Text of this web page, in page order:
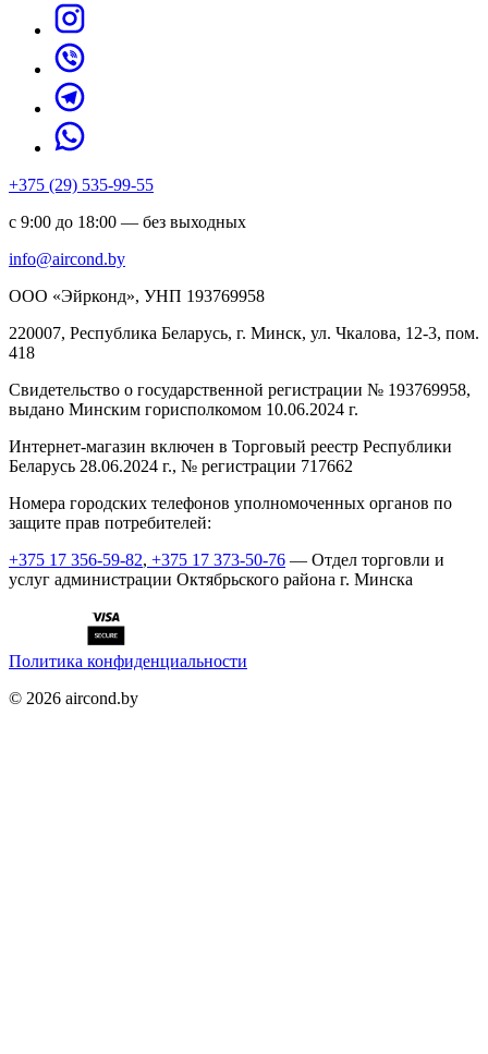
+375 (29) 535-99-55
с 9:00 до 18:00 — без выходных
info@aircond.by
ООО «Эйрконд», УНП 193769958
220007, Республика Беларусь, г. Минск, ул. Чкалова, 12-3, пом.
418
Cвидетельство о государственной регистрации № 193769958,
выдано Минским горисполкомом 10.06.2024 г.
Интернет-магазин включен в Торговый реестр Республики
Беларусь 28.06.2024 г., № регистрации 717662
Номера городских телефонов уполномоченных органов по
защите прав потребителей:
+375 17 356-59-82, +375 17 373-50-76 — Отдел торговли и
услуг администрации Октябрьского района г. Минска
Политика конфиденциальности
© 2026 aircond.by